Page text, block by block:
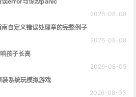
2026-08-08
自定义错误处理章的完整例子
2026-08-08
孩子长高
2026-08-05
系统玩模拟游戏
2026-08-03